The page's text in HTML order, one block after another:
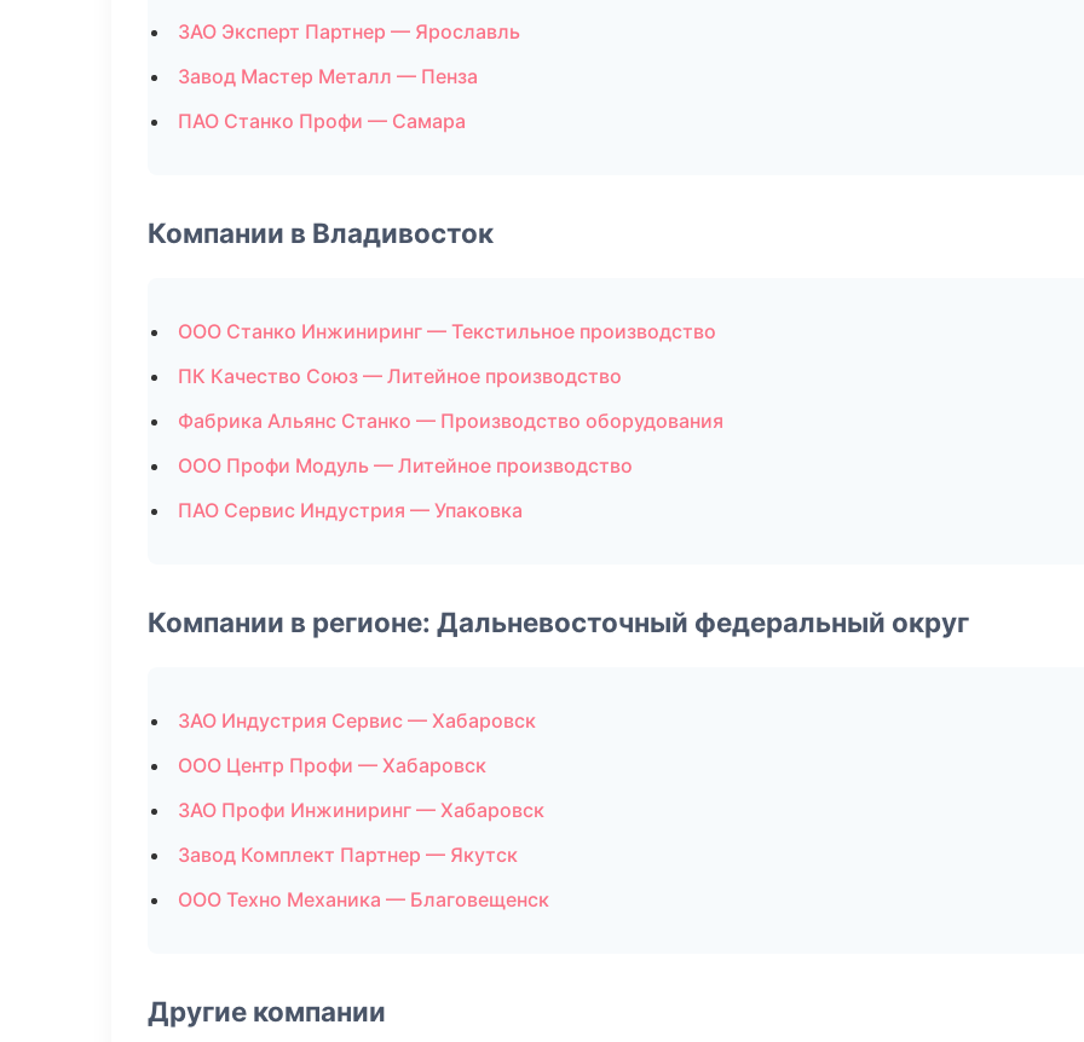
ЗАО Эксперт Партнер — Ярославль
Завод Мастер Металл — Пенза
ПАО Станко Профи — Самара
Компании в Владивосток
ООО Станко Инжиниринг — Текстильное производство
ПК Качество Союз — Литейное производство
Фабрика Альянс Станко — Производство оборудования
ООО Профи Модуль — Литейное производство
ПАО Сервис Индустрия — Упаковка
Компании в регионе: Дальневосточный федеральный округ
ЗАО Индустрия Сервис — Хабаровск
ООО Центр Профи — Хабаровск
ЗАО Профи Инжиниринг — Хабаровск
Завод Комплект Партнер — Якутск
ООО Техно Механика — Благовещенск
Другие компании